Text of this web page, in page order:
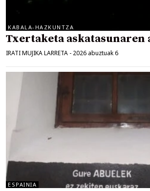
KABALA-HAZKUNTZA
Txertaketa askatasunaren
IRATI MUJIKA LARRETA - 2026 abuztuak 6
ESPAINIA